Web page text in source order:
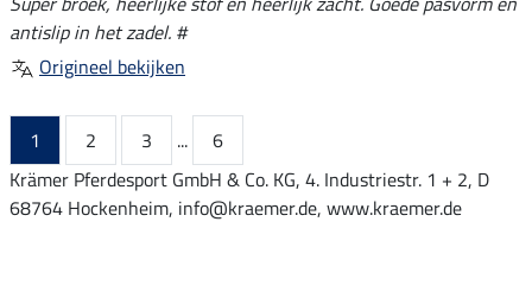
antislip in het zadel. #
Origineel bekijken
1 2 3 ...
6
Krämer Pferdesport GmbH & Co. KG, 4. Industriestr. 1 + 2, D
68764 Hockenheim, info@kraemer.de, www.kraemer.de